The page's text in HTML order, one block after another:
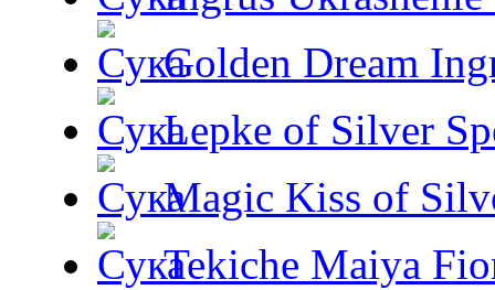
Golden Dream
Lepke of Silver
Magic Kiss of
Tekiche Maiya